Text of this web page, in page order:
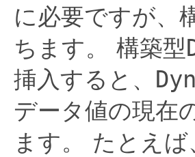
に必要ですが、
ちます。
構築型
挿入すると、
データ値の現在
ます。
たとえば